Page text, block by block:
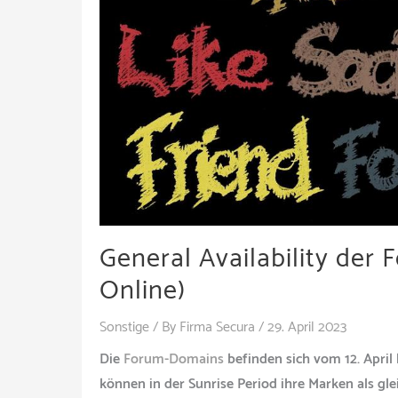
General Availability der
Online)
Sonstige/ ByFirma Secura/29. April 2023
DieForum-Domains befinden sich vom 12.
können in der Sunrise Period ihre Marken als